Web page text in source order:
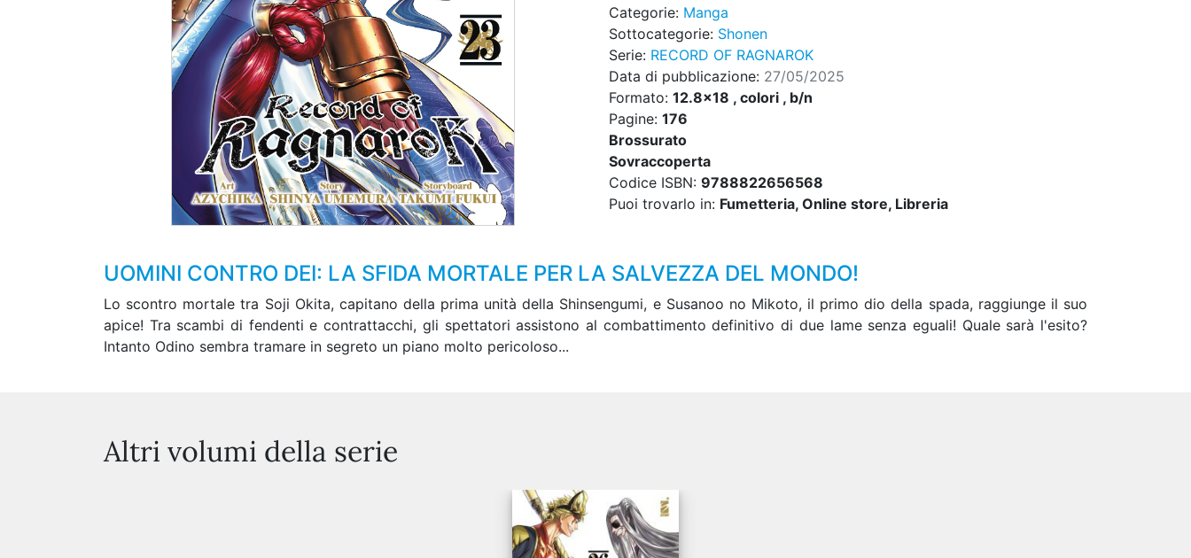
Categorie: Manga
Sottocategorie: Shonen
Serie: RECORD OF RAGNAROK
Data di pubblicazione: 27/05/2025
Formato: 12.8x18 , colori , b/n
Pagine: 176
Brossurato
Sovraccoperta
Codice ISBN: 9788822656568
Puoi trovarlo in: Fumetteria, Online store, Libreria
UOMINI CONTRO DEI: LA SFIDA MORTALE PER LA SALVEZZA DEL MONDO!
Lo scontro mortale tra Soji Okita, capitano della prima unità della Shinsengumi, e Susanoo no Mikoto, il primo dio della spada, raggiunge il suo
apice! Tra scambi di fendenti e contrattacchi, gli spettatori assistono al combattimento definitivo di due lame senza eguali! Quale sarà l'esito?
Intanto Odino sembra tramare in segreto un piano molto pericoloso...
Altri volumi della serie